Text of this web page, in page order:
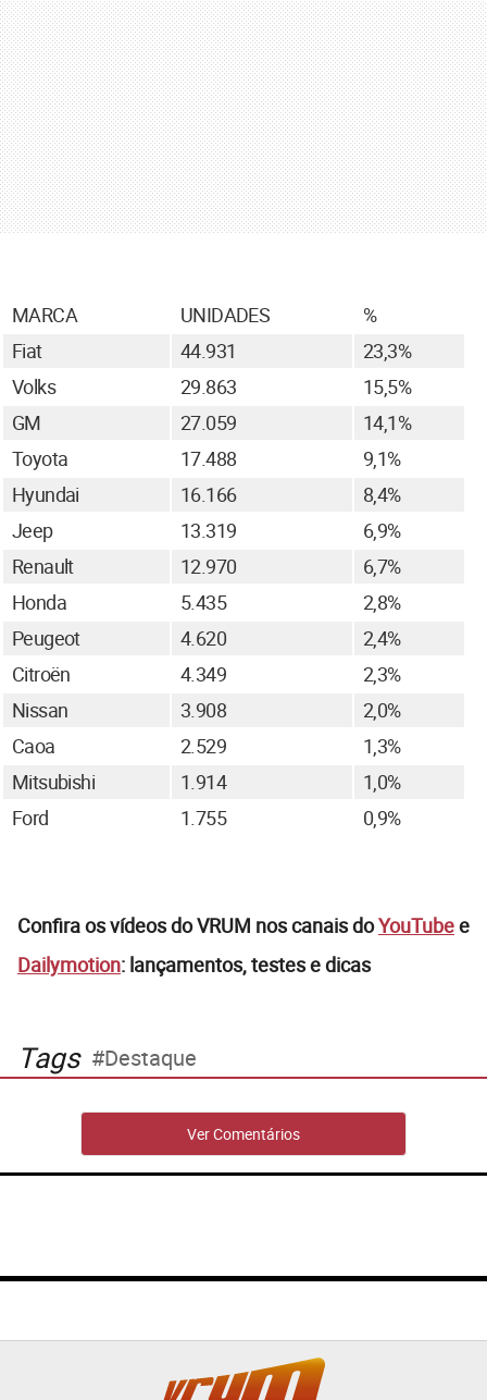
MARCA UNIDADES
%
Fiat
44.931
23,3%
Volks
29.863
15,5%
GM
27.059
14,1%
Toyota
17.488
9,1%
Hyundai
16.166
8,4%
Jeep
13.319
6,9%
Renault
12.970
6,7%
Honda
5.435
2,8%
Peugeot
4.620
2,4%
Citroën
4.349
2,3%
Nissan
3.908
2,0%
Caoa
2.529
1,3%
Mitsubishi
1.914
1,0%
Ford
1.755 0,9%
Confira os vídeos do VRUM nos canais doYouTubee
Dailymotion: lançamentos, testes e dicas
Tags Destaque
Ver Comentários